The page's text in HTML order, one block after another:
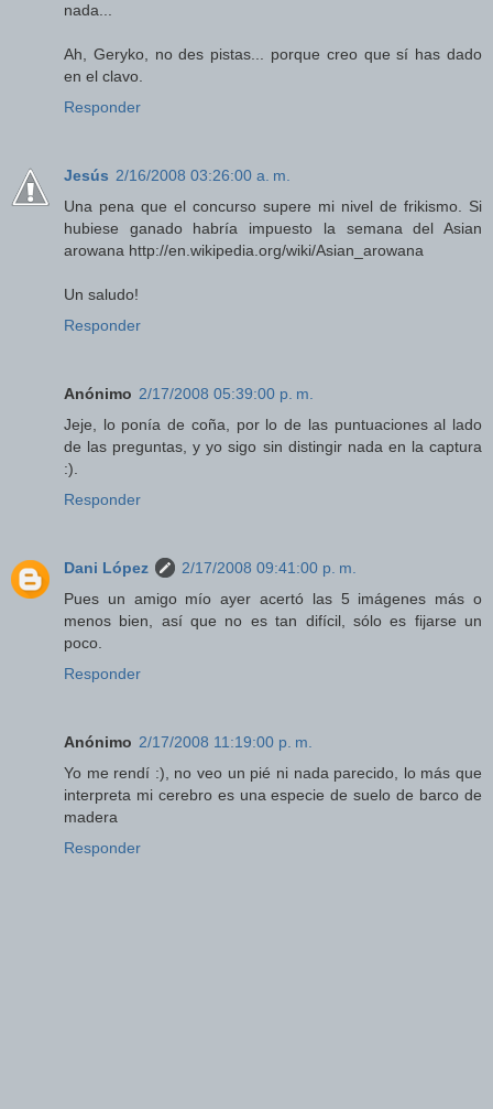
nada...
Ah, Geryko, no des pistas... porque creo que sí has dado
en el clavo.
Responder
Jesús 2/16/2008 03:26:00 a. m.
Una pena que el concurso supere mi nivel de frikismo. Si
hubiese ganado habría impuesto la semana del Asian
arowana http://en.wikipedia.org/wiki/Asian_arowana
Un saludo!
Responder
Anónimo 2/17/2008 05:39:00 p. m.
Jeje, lo ponía de coña, por lo de las puntuaciones al lado
de las preguntas, y yo sigo sin distingir nada en la captura
:).
Responder
Dani López
2/17/2008 09:41:00 p. m.
Pues un amigo mío ayer acertó las 5 imágenes más o
menos bien, así que no es tan difícil, sólo es fijarse un
poco.
Responder
Anónimo 2/17/2008 11:19:00 p. m.
Yo me rendí :), no veo un pié ni nada parecido, lo más que
interpreta mi cerebro es una especie de suelo de barco de
madera
Responder